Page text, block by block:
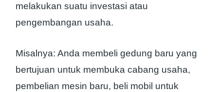
melakukan suatu investasi atau
pengembangan usaha.
Misalnya: Anda membeli gedung baru yang
bertujuan untuk membuka cabang usaha,
pembelian mesin baru, beli mobil untuk